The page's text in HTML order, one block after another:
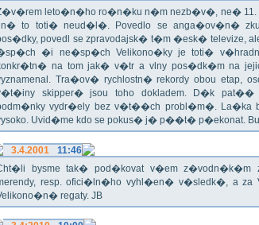
leto�n�ho ro�n�ku n�m nezb�v�, ne� 11.
to toti� neud�l�. Povedlo se anga�ov�n�
povedl se zpravodajsk� t�m �esk� televize,
�i ne�sp�ch Velikono�ky je toti�
na tom jak� v�tr a vlny pos�dk�m na
Tra�ov� rychlostn� rekordy obou etap,
skipper� jsou toho dokladem. D�k
vydr�ely bez v�t��ch probl�m�. La�ka
Uvid�me kdo se pokus� j� p��t� p�ekonat.
3.4.2001
11:46
bysme tak� pod�kovat v�em
resp. ofici�ln�ho vyhl�en� v�sledk�, a
regaty. JB